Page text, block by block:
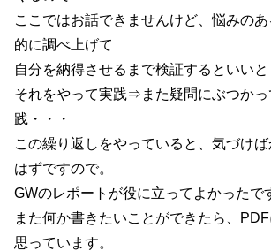
ここではお話できませんけど、悩みの
的に調べ上げて
自分を納得させるまで検証するといいと
それをやって実践⇒また疑問にぶつか
践・・・
この繰り返しをやっていると、気づけ
はずですので。
GWのレポートが役に立ってよかったで
また何か書きたいことができたら、
思っています。